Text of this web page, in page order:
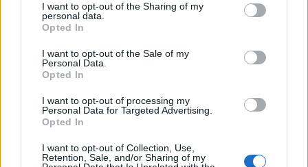
I want to opt-out of the Sharing of my
personal data.
Opted In
I want to opt-out of the Sale of my
Personal Data.
Opted In
I want to opt-out of processing my
Personal Data for Targeted Advertising.
Opted In
I want to opt-out of Collection, Use,
Retention, Sale, and/or Sharing of my